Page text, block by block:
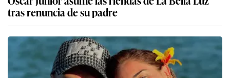
tras renuncia de su padre